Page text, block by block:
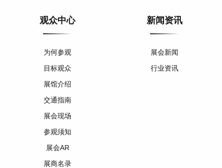
观众中心
为何参观
目标观众
展馆介绍
交通指南
展会现场
参观须知
展会AR
展商名录
新闻资讯
展会新闻
行业资讯